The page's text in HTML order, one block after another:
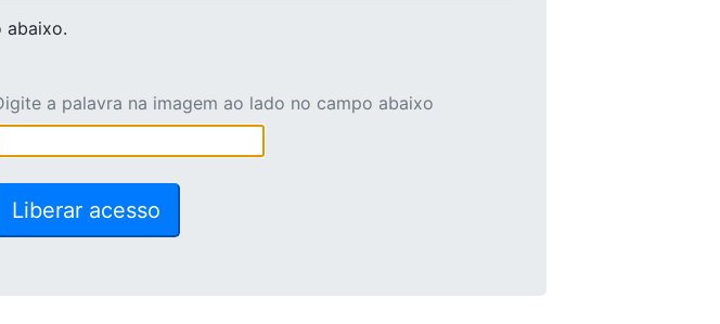
abaixo.
a palavra na imagem ao lado no campo abaixo